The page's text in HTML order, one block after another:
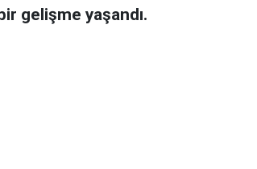
gelişme yaşandı.